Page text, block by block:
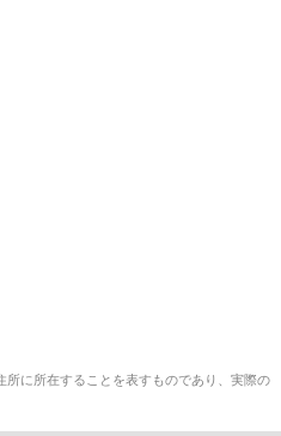
に所在することを表すものであり、実際の